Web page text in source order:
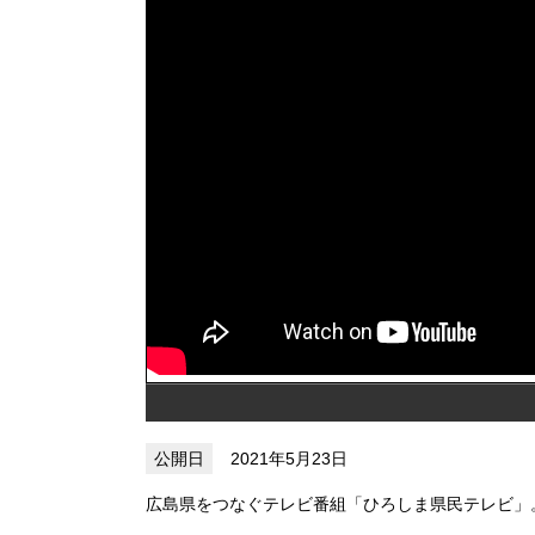
2021年5月23日
広島県をつなぐテレビ番組「ひろしま県民テレビ」